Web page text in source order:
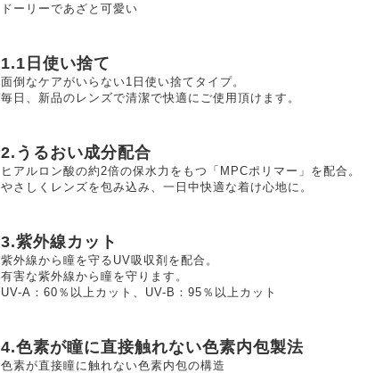
ドーリーであざと可愛い
1.1日使い捨て
面倒なケアがいらない1日使い捨てタイプ。
毎日、新品のレンズで清潔で快適にご使用頂けます。
2.うるおい成分配合
ヒアルロン酸の約2倍の保水力をもつ「MPCポリマー」を配合。
やさしくレンズを包み込み、一日中快適な着け心地に。
3.紫外線カット
紫外線から瞳を守るUV吸収剤を配合。
有害な紫外線から瞳を守ります。
UV-A：60％以上カット、UV-B：95％以上カット
4.色素が瞳に直接触れない色素内包製法
色素が直接瞳に触れない色素内包の構造